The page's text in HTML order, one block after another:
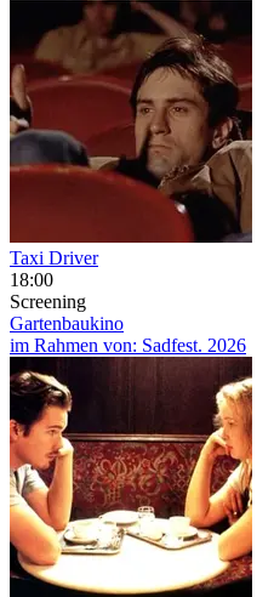
Taxi Driver
18:00
Screening
Gartenbaukino
im Rahmen von: Sadfest. 2026